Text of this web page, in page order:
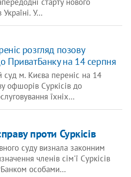
старту нового
У…
розгляд позову
ПриватБанку на 14 серпня
м. Києва переніс на 14
офшорів Суркісів до
їхніх…
проти Суркісів
суду визнала законним
членів сім'ї Суркісів
особами…